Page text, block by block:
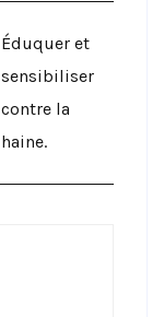
Éduquer et
sensibiliser
contre la
haine.